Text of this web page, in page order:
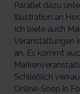
Parallel dazu
Illustration an
Ich biete auch
Veranstaltungen
an. Es kommt
Schließlich
Online-Shop in